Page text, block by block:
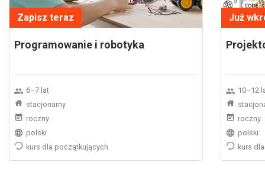
Zapisz teraz
Programowanie i robotyka
6–7 lat
stacjonarny
roczny
polski
kurs dla początkujących
Już
10–12
roczny
polski
kurs